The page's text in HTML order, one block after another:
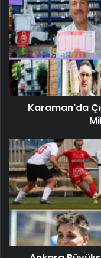
Karaman'da